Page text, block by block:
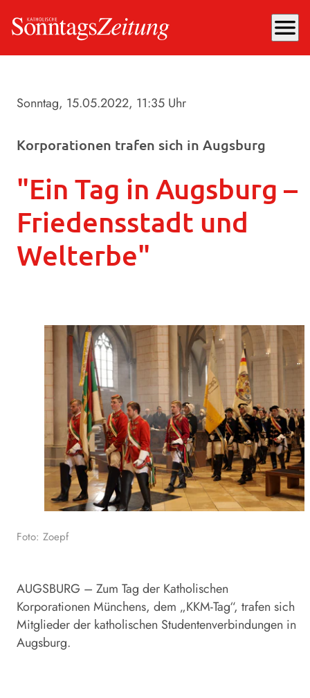
menu
Sonntag, 15.05.2022, 11:35 Uhr
Korporationen trafen sich in Augsburg
"Ein Tag in Augsburg –
Friedensstadt und
Welterbe"
Foto: Zoepf
AUGSBURG – Zum Tag der Katholischen
Korporationen Münchens, dem „KKM-Tag“, trafen sich
Mitglieder der katholischen Studentenverbindungen in
Augsburg.